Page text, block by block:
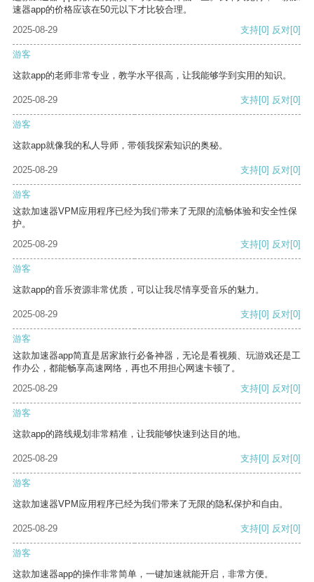
速器app的价格应该在50元以下才比较合理。
2025-08-29
支持[0] 反对[0]
游客
这款app的老师非常专业，教学水平很高，让我能够学到实用的知识。
2025-08-29 支持[0] 反对[0]
游客
这款app就像我的私人导师，带领我探索知识的奥秘。
2025-08-29 支持[0] 反对[0]
游客
这款加速器VPM应用程序已经为我们带来了无限的流畅体验和安全性保
护。
2025-08-29
支持[0] 反对[0]
游客
这款app的音乐资源非常优质，可以让我尽情享受音乐的魅力。
2025-08-29 支持[0] 反对[0]
游客
这款加速器app简直是居家旅行必备神器，无论是看视频、玩游戏还是工
作办公，都能畅享高速网络，再也不用担心网速卡顿了。
2025-08-29
支持[0] 反对[0]
游客
这款app的路线规划非常精准，让我能够快速到达目的地。
2025-08-29 支持[0] 反对[0]
游客
这款加速器VPM应用程序已经为我们带来了无限的隐私保护和自由。
2025-08-29 支持[0] 反对[0]
游客
这款加速器app的操作非常简单，一键加速就能开启，非常方便。